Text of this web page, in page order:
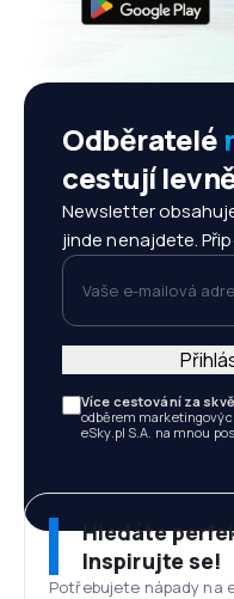
Odběratelé
cestují
Newsletter
jinde nenajdete.
Vaše e-mailová
Více cestování za
odběrem
eSky.pl S.A. na mnou
Hledáte
Inspirujte se!
Potřebujete nápady na